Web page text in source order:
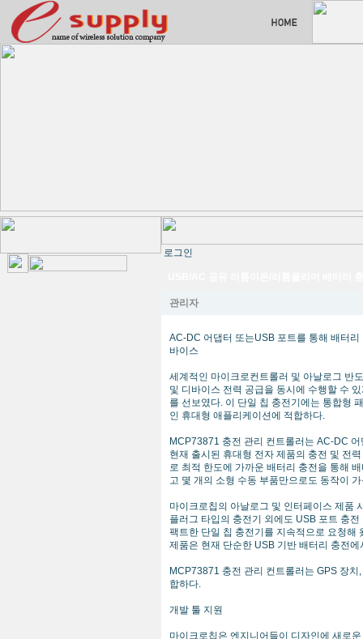
로그인
관리자
AC-DC 어댑터 또는USB 포트를 통해 배터
바이스
세계적인 마이크로컨트롤러 및 아날로그 반
및 디바이스 전력 공급을 동시에 수행할 수
를 선보였다. 이 단일 칩 충전기에는 통합형
인 휴대형 애플리케이션에 적합하다.
MCP73871 충전 관리 컨트롤러는 AC-DC
현재 출시된 휴대형 전자 제품의 충전 및 전
로 최적 한도에 가까운 배터리 충전을 통해
고 몇 개의 소형 수동 부품만으로도 동작이
마이크로칩의 아날로그 및 인터페이스 제품
플러그 타입의 충전기 외에도 USB 포트 충
팩트한 단일 칩 충전기를 지속적으로 요청해
제품은 현재 단순한 USB 기반 배터리 충전
MCP73871 충전 관리 컨트롤러는 GPS 장
합하다.
개발 툴 지원
마이크로칩은 엔지니어들이 디자인에 새로